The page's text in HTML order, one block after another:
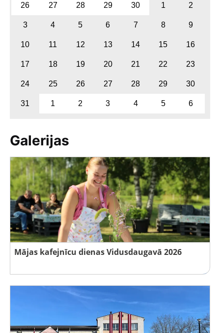
26 27 28 29 30 1 2
3 4 5 6 7 8 9
10 11 12 13 14 15 16
17 18 19 20 21 22 23
24 25 26 27 28 29 30
31 1 2 3 4 5 6
Galerijas
Mājas kafejnīcu dienas Vidusdaugavā 2026